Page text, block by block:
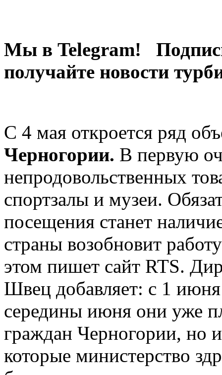
Мы в Telegram!
получайте новости
С 4 мая откроется ряд
Черногории. В первую
непродовольственных
спортзалы и музеи.
посещения станет
страны возобновит
этом пишет сайт RTS.
Швец добавляет: с 1 июня
середины июня они уже
граждан Черногории, но
которые министерство